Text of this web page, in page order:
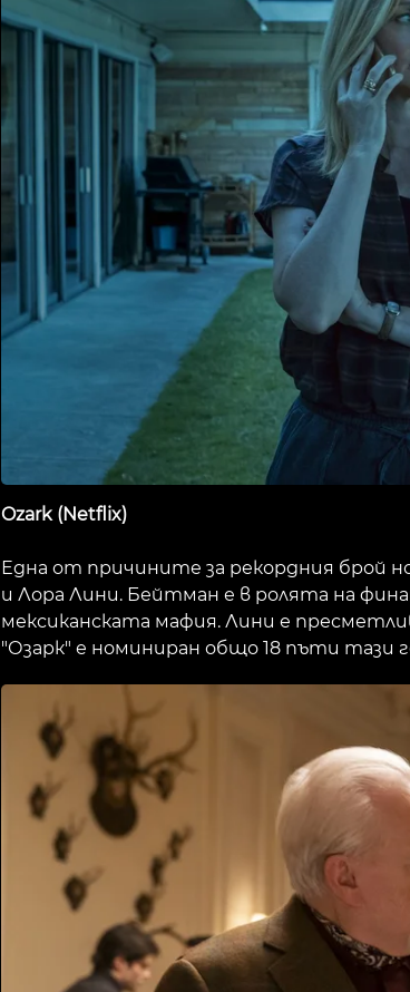
Ozark (Netflix)
Една от причините за рекордния брой
и Лора Лини. Бейтман е в ролята на
мексиканската мафия. Лини е
"Озарк" е номиниран общо 18 пъти тази